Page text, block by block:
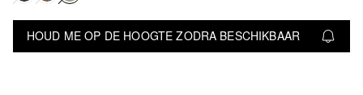
HOUD ME OP DE HOOGTE ZODRA BESCHIKBAAR